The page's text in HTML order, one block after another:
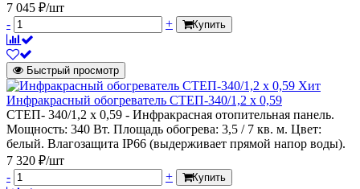
7 045 ₽/шт
-
+ Купить
Быстрый просмотр
Хит
Инфракрасный обогреватель СТЕП-340/1,2 x 0,59
СТЕП- 340/1,2 x 0,59 - Инфракрасная отопительная панель.
Мощность: 340 Вт. Площадь обогрева: 3,5 / 7 кв. м. Цвет:
белый. Влагозащита IP66 (выдерживает прямой напор воды).
7 320 ₽/шт
-
+ Купить